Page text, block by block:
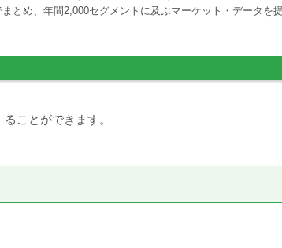
とめ、年間2,000セグメントに及ぶマーケット・データを提
ことができます。